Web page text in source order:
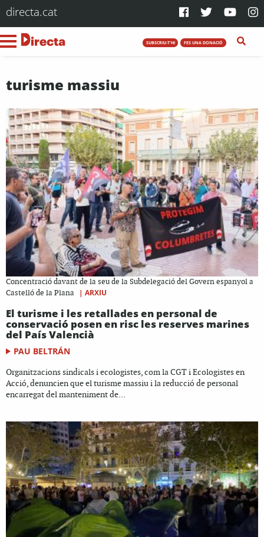
directa.cat
SUBSCRIU-T'HI FES UNA DONACIÓ
turisme massiu
Concentració davant de la seu de la Subdelegació del Govern espanyol a
Castelló de la Plana
| ARXIU
El turisme i les retallades en personal de
conservació posen en risc les reserves marines
del País Valencià
PAU BELTRÁN
Organitzacions sindicals i ecologistes, com la CGT i Ecologistes en
Acció, denuncien que el turisme massiu i la reducció de personal
encarregat del manteniment de...